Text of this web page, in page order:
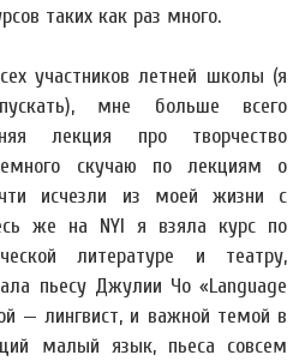
таких как раз много.
участников летней школы (я
мне больше всего
лекция про творчество
скучаю по лекциям о
исчезли из моей жизни с
же на NYI я взяла курс по
литературе и театру,
пьесу Джулии Чо «Language
— лингвист, и важной темой в
малый язык, пьеса совсем